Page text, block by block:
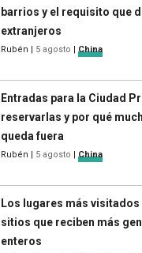
barrios y el requisito que
extranjeros
Rubén | 5 agosto | China
Entradas para la Ciudad
reservarlas y por qué
queda fuera
Rubén | 5 agosto | China
Los lugares más visitados
sitios que reciben más
enteros